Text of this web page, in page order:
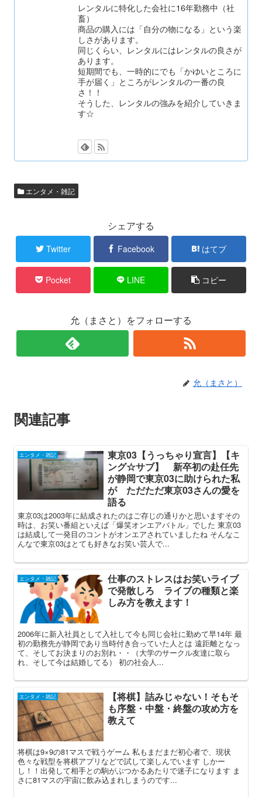
レンタルに特化した会社に16年勤務中（社
畜）
商品の購入には「自分の物になる」という楽
しさがあります。
同じくらい、レンタルにはレンタルの良さが
あります。
短期間でも、一時的にでも「かゆいところに
手が届く」ところがレンタルの一番の良
さ！！
そうした、レンタルの強みを紹介していきま
す☆
エンタメ・雑記
シェアする
Twitter Facebook はてブ
Pocket LINE コピー
允（まさと）をフォローする
允（まさと）
関連記事
エンタメ・雑記
東京03【うっちゃり宣言】【キ
ング☆サブ】 新卒初の赴任先
が静岡で東京03に助けられた私
が ただただ東京03さんの愛を
語る
東京03は2003年に結成されたのはご存じの通りかと思いますその
時は、お笑い番組といえば「爆笑オンエアバトル」でした 東京03
は結成して一発目のコントがオンエアされていましたね そんなこ
んなで東京03はとても好きなお笑い芸人で...
エンタメ・雑記
仕事のストレスはお笑いライブ
で発散しろ ライブの種類と楽
しみ方を教えます！
2006年に新入社員として入社して今も同じ会社に勤めて早14年 最
初の勤務先が静岡であり当時付き合っていた人とは 遠距離となっ
て、そしてお決まりのお別れ・・（大学のサークル友達に取ら
れ、そして今は結婚してる） 初の社会人...
エンタメ・雑記
【将棋】詰みじゃない！そもそ
も序盤・中盤・終盤の攻め方を
教えて
将棋は9×9の81マスで戦うゲーム 私もまだまだ初心者で、現状
色々な戦型を将棋アプリなどで試して楽しんでいます しかー
し！！出発して相手との駒がぶつかるあたりで迷子になります ま
さに81マスの宇宙に飲み込まれしまうのです...